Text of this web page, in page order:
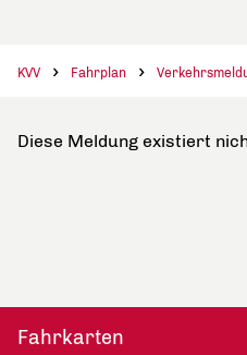
KVV Fahrplan
Diese Meldung existiert
Fahrkarten